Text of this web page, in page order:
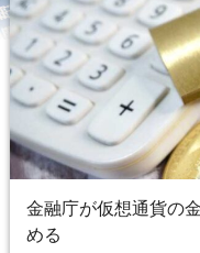
金融庁が仮想通貨の
める